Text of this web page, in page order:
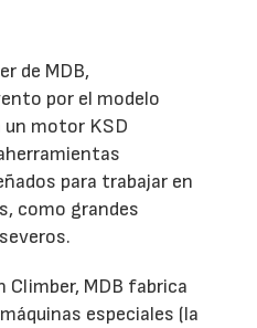
de MDB,
por el modelo
un motor KSD
para trabajar en
como grandes
Climber, MDB fabrica
especiales (la